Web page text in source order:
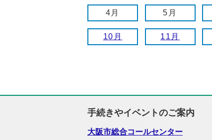
4月 5月
10月 11月
手続きやイベントのご案内
大阪市総合コールセンター